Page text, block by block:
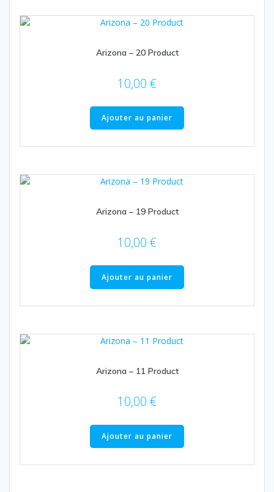
Arizona – 20 Product
10,00 €
Ajouter au panier
Arizona – 19 Product
10,00 €
Ajouter au panier
Arizona – 11 Product
10,00 €
Ajouter au panier